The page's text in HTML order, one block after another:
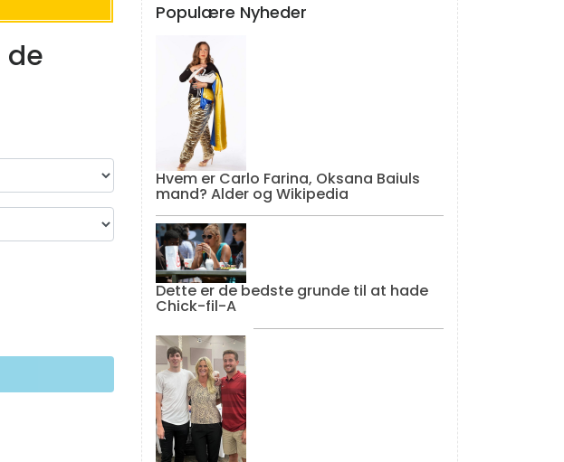
de
Populære Nyheder
Hvem er Carlo Farina, Oksana Baiuls
mand? Alder og Wikipedia
Dette er de bedste grunde til at hade
Chick-fil-A